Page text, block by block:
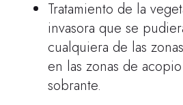
Tratamiento de la
invasora que se
cualquiera de las
en las zonas de
sobrante.